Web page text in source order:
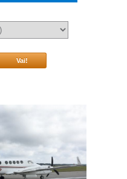
Vai!